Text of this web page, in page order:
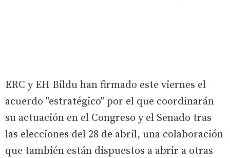
ERC y EH Bildu han firmado este viernes el
acuerdo "estratégico" por el que coordinarán
su actuación en el Congreso y el Senado tras
las elecciones del 28 de abril, una colaboración
que también están dispuestos a abrir a otras